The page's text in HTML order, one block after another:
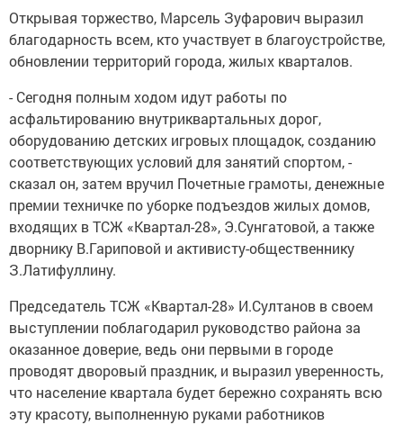
Открывая торжество, Марсель Зуфарович выразил
благодарность всем, кто участвует в благоустройстве,
обновлении территорий города, жилых кварталов.
- Сегодня полным ходом идут работы по
асфальтированию внутриквартальных дорог,
оборудованию детских игровых площадок, созданию
соответствующих условий для занятий спортом, -
сказал он, затем вручил Почетные грамоты, денежные
премии техничке по уборке подъездов жилых домов,
входящих в ТСЖ «Квартал-28», Э.Сунгатовой, а также
дворнику В.Гариповой и активисту-общественнику
З.Латифуллину.
Председатель ТСЖ «Квартал-28» И.Султанов в своем
выступлении поблагодарил руководство района за
оказанное доверие, ведь они первыми в городе
проводят дворовый праздник, и выразил уверенность,
что население квартала будет бережно сохранять всю
эту красоту, выполненную руками работников